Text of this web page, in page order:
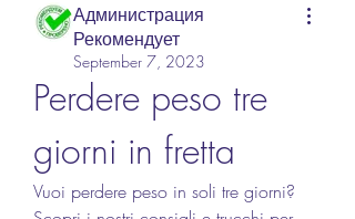
Администрация
Рекомендует
September 7, 2023
Perdere peso tre
giorni in fretta
Vuoi perdere peso in soli tre giorni?